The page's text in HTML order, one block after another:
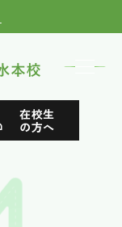
在校生
の方へ